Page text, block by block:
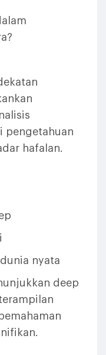
pengetahuan
hafalan.
nyata
deep